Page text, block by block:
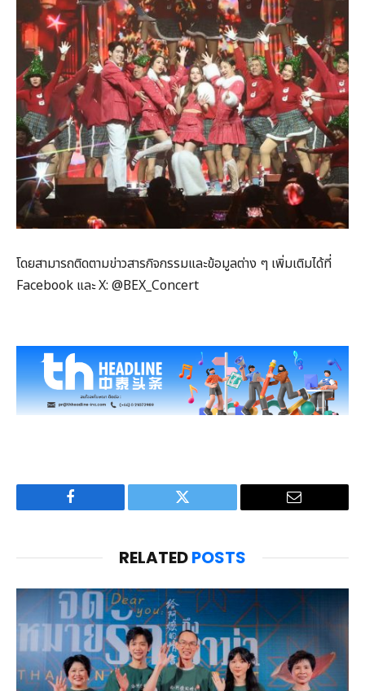
โดยสามารถติดตามข่าวสารกิจกรรมและข้อมูลต่าง ๆ เพิ่มเติมได้ที่
Facebook และ X: @BEX_Concert
Facebook Twitter Email
RELATEDPOSTS